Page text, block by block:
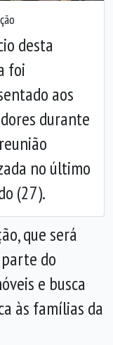
desta
foi
aos
durante
no último
(27).
que será
do
e busca
às famílias da